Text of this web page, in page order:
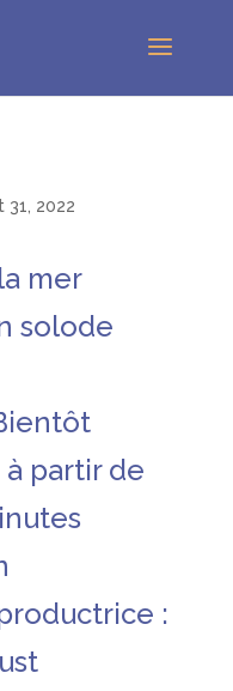
31, 2022
mer
solode
partir de
: